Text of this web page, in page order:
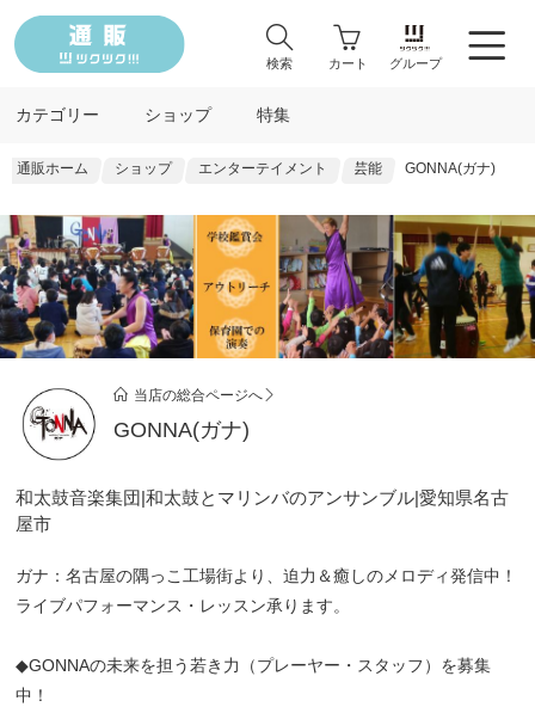
検索 カート グループ
カテゴリー ショップ 特集
通販ホーム ショップ エンターテイメント 芸能 GONNA(ガナ)
当店の総合ページへ
GONNA(ガナ)
和太鼓音楽集団|和太鼓とマリンバのアンサンブル|愛知県名古
屋市
ガナ：名古屋の隅っこ工場街より、迫力＆癒しのメロディ発信中！
ライブパフォーマンス・レッスン承ります。
◆GONNAの未来を担う若き力（プレーヤー・スタッフ）を募集
中！